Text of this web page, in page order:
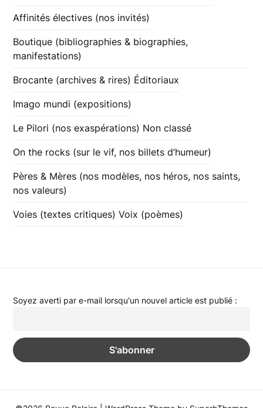
Affinités électives (nos invités)
Boutique (bibliographies & biographies,
manifestations)
Brocante (archives & rires) Éditoriaux
Imago mundi (expositions)
Le Pilori (nos exaspérations) Non classé
On the rocks (sur le vif, nos billets d’humeur)
Pères & Mères (nos modèles, nos héros, nos saints,
nos valeurs)
Voies (textes critiques) Voix (poèmes)
Soyez averti par e-mail lorsqu'un nouvel article est publié :